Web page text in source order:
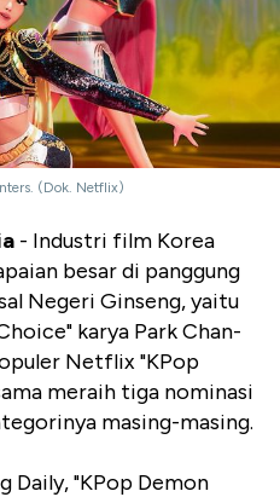
(Dok. Netflix)
- Industri film Korea
besar di panggung
Negeri Ginseng, yaitu
karya Park Chan-
Netflix "KPop
meraih tiga nominasi
masing-masing.
Daily, "KPop Demon